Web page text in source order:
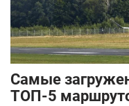
Самые
ТОП-5